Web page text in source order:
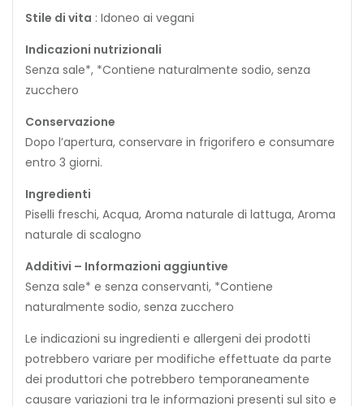
Stile di vita : Idoneo ai vegani
Indicazioni nutrizionali
Senza sale*, *Contiene naturalmente sodio, senza
zucchero
Conservazione
Dopo l’apertura, conservare in frigorifero e consumare
entro 3 giorni.
Ingredienti
Piselli freschi, Acqua, Aroma naturale di lattuga, Aroma
naturale di scalogno
Additivi – Informazioni aggiuntive
Senza sale* e senza conservanti, *Contiene
naturalmente sodio, senza zucchero
Le indicazioni su ingredienti e allergeni dei prodotti
potrebbero variare per modifiche effettuate da parte
dei produttori che potrebbero temporaneamente
causare variazioni tra le informazioni presenti sul sito e